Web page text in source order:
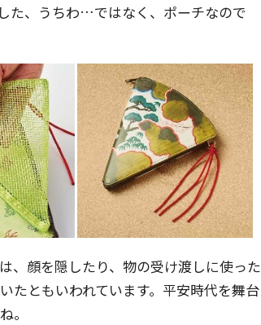
た、うちわ…ではなく、ポーチなので
、顔を隠したり、物の受け渡しに使った
たともいわれています。平安時代を舞台
。